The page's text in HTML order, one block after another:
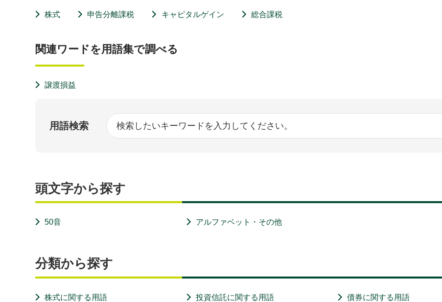
株式 申告分離課税 キャピタルゲイン 総合課税
関連ワードを用語集で調べる
譲渡損益
用語検索
頭文字から探す
50音 アルファベット・その他
分類から探す
株式に関する用語 投資信託に関する用語 債券に関する用語